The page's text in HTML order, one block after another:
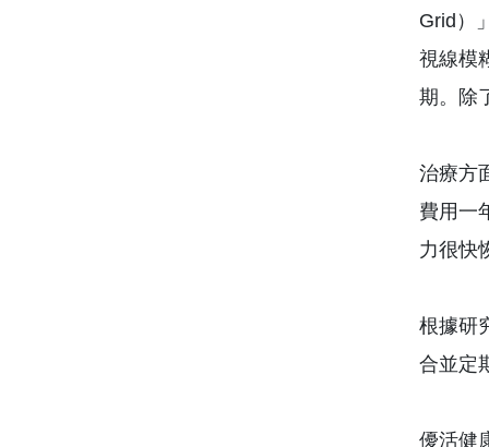
Grid）
視線模
期。除
治療方
費用一
力很快
根據研
合並定
優活健